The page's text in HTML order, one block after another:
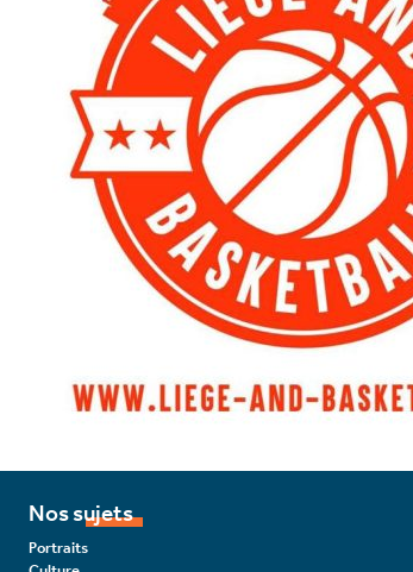
Nos sujets
Portraits